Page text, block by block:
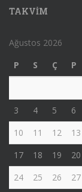
TAKVIM
Ağustos 2026
P
S Ç P
3
4 5 6
10
11 12 13
17
18 19 20
24
25 26 27